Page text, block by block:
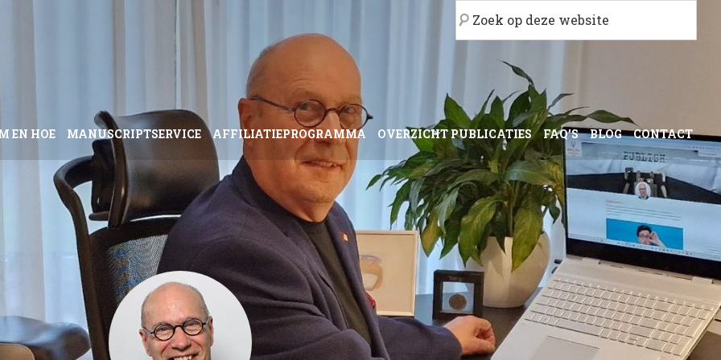
Zoek
op
EN HOE MANUSCRIPTSERVICE AFFILIATIEPROGRAMMA OVERZICHT PUBLICATIES FAQ’S BLOG CONTACT